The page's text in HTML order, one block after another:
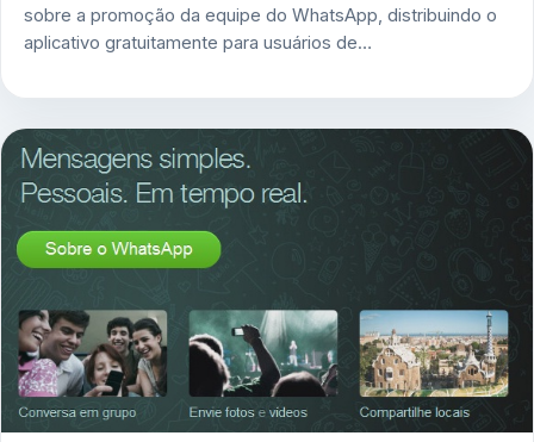
sobre a promoção da equipe do WhatsApp, distribuindo o
aplicativo gratuitamente para usuários de…